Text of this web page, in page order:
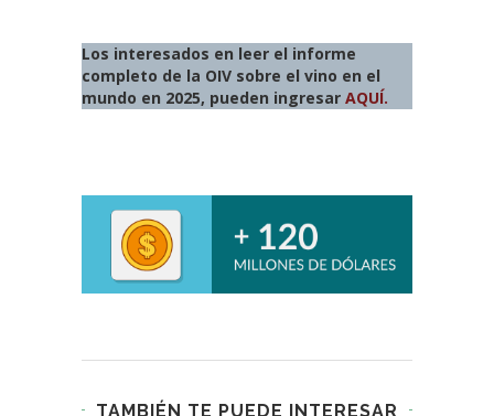
Los interesados en leer el informe
completo de la OIV sobre el vino en el
mundo en 2025, pueden ingresar AQUÍ.
TAMBIÉN TE PUEDE INTERESAR